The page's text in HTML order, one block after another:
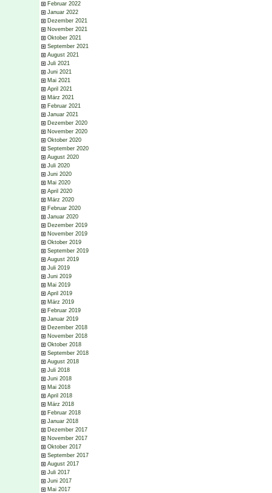
Februar 2022
Januar 2022
Dezember 2021
November 2021
Oktober 2021
September 2021
August 2021
Juli 2021
Juni 2021
Mai 2021
April 2021
März 2021
Februar 2021
Januar 2021
Dezember 2020
November 2020
Oktober 2020
September 2020
August 2020
Juli 2020
Juni 2020
Mai 2020
April 2020
März 2020
Februar 2020
Januar 2020
Dezember 2019
November 2019
Oktober 2019
September 2019
August 2019
Juli 2019
Juni 2019
Mai 2019
April 2019
März 2019
Februar 2019
Januar 2019
Dezember 2018
November 2018
Oktober 2018
September 2018
August 2018
Juli 2018
Juni 2018
Mai 2018
April 2018
März 2018
Februar 2018
Januar 2018
Dezember 2017
November 2017
Oktober 2017
September 2017
August 2017
Juli 2017
Juni 2017
Mai 2017